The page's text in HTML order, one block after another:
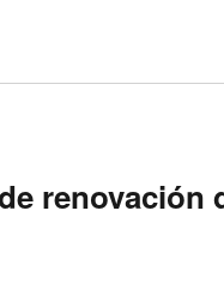
renovación